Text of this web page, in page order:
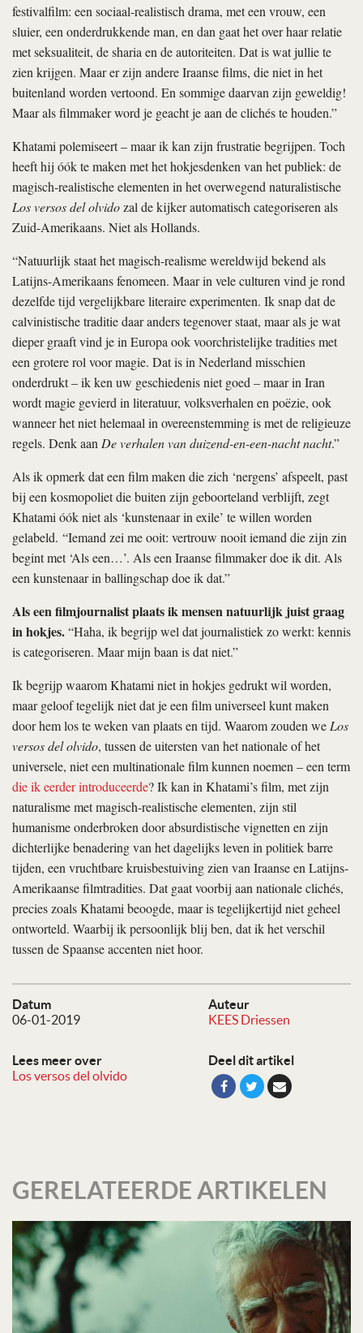
Datum
06-01-2019
Auteur
KEES Driessen
Lees meer over
Los versos del olvido
Deel dit artikel
festivalfilm: een sociaal-realistisch drama, met een vrouw, een
sluier, een onderdrukkende man, en dan gaat het over haar relatie
met seksualiteit, de sharia en de autoriteiten. Dat is wat jullie te
zien krijgen. Maar er zijn andere Iraanse films, die niet in het
buitenland worden vertoond. En sommige daarvan zijn geweldig!
Maar als filmmaker word je geacht je aan de clichés te houden.”
Khatami polemiseert – maar ik kan zijn frustratie begrijpen. Toch
heeft hij óók te maken met het hokjesdenken van het publiek: de
magisch-realistische elementen in het overwegend naturalistische
Los versos del olvidozal de kijker automatisch categoriseren als
Zuid-Amerikaans. Niet als Hollands.
“Natuurlijk staat het magisch-realisme wereldwijd bekend als
Latijns-Amerikaans fenomeen. Maar in vele culturen vind je rond
dezelfde tijd vergelijkbare literaire experimenten. Ik snap dat de
calvinistische traditie daar anders tegenover staat, maar als je wat
dieper graaft vind je in Europa ook voorchristelijke tradities met
een grotere rol voor magie. Dat is in Nederland misschien
onderdrukt – ik ken uw geschiedenis niet goed – maar in Iran
wordt magie gevierd in literatuur, volksverhalen en poëzie, ook
wanneer het niet helemaal in overeenstemming is met de religieuze
regels. Denk aanDe verhalen van duizend-en-een-nacht nacht.”
Als ik opmerk dat een film maken die zich ‘nergens’ afspeelt, past
bij een kosmopoliet die buiten zijn geboorteland verblijft, zegt
Khatami óók niet als ‘kunstenaar in exile’ te willen worden
gelabeld. “Iemand zei me ooit: vertrouw nooit iemand die zijn zin
begint met ‘Als een…’. Als een Iraanse filmmaker doe ik dit. Als
een kunstenaar in ballingschap doe ik dat.”
Als een filmjournalist plaats ik mensen natuurlijk juist graag
in hokjes.“Haha, ik begrijp wel dat journalistiek zo werkt: kennis
is categoriseren. Maar mijn baan is dat niet.”
Ik begrijp waarom Khatami niet in hokjes gedrukt wil worden,
maar geloof tegelijk niet dat je een film universeel kunt maken
door hem los te weken van plaats en tijd. Waarom zouden weLos
versos del olvido, tussen de uitersten van het nationale of het
universele, niet een multinationale film kunnen noemen – een term
die ik eerder introduceerde? Ik kan in Khatami’s film, met zijn
naturalisme met magisch-realistische elementen, zijn stil
humanisme onderbroken door absurdistische vignetten en zijn
dichterlijke benadering van het dagelijks leven in politiek barre
tijden, een vruchtbare kruisbestuiving zien van Iraanse en Latijns-
Amerikaanse filmtradities. Dat gaat voorbij aan nationale clichés,
precies zoals Khatami beoogde, maar is tegelijkertijd niet geheel
ontworteld. Waarbij ik persoonlijk blij ben, dat ik het verschil
tussen de Spaanse accenten niet hoor.
GERELATEERDE ARTIKELEN